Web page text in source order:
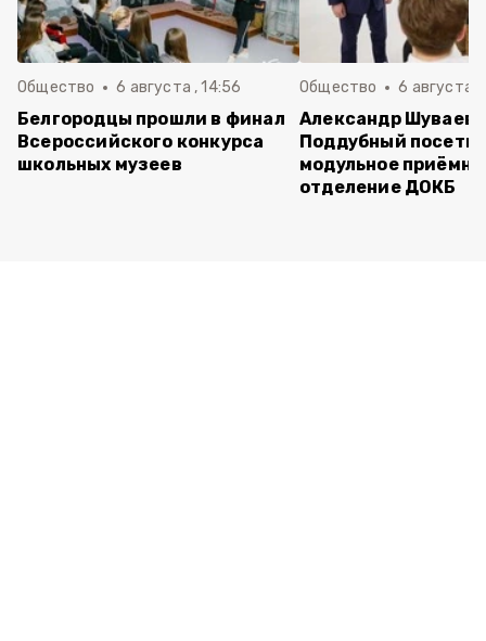
Общество 6 августа , 14:56
Белгородцы прошли в финал
Всероссийского конкурса
школьных музеев
Общество 6 августа ,
Александр Шуваев
Поддубный
модульное
отделение ДОКБ